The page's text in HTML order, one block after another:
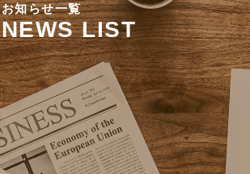
お知らせ一覧
NEWS LIST